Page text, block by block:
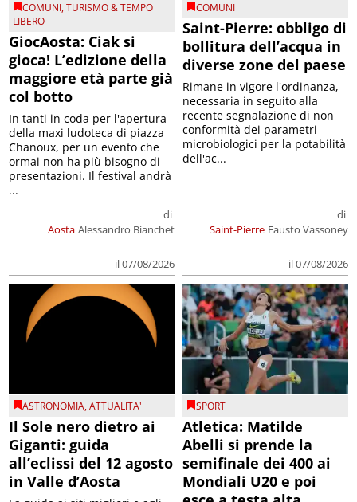
COMUNI,TURISMO & TEMPO
LIBERO
GiocAosta: Ciak si
gioca! L’edizione della
maggiore età parte già
col botto
Aosta
di
Alessandro Bianchet
il 07/08/2026
In tanti in coda per l'apertura
della maxi ludoteca di piazza
Chanoux, per un evento che
ormai non ha più bisogno di
presentazioni. Il festival andrà
...
COMUNI
Saint-Pierre: obbligo di
bollitura dell’acqua in
diverse zone del paese
Saint-Pierre
di
Fausto Vassoney
il 07/08/2026
Rimane in vigore l'ordinanza,
necessaria in seguito alla
recente segnalazione di non
conformità dei parametri
microbiologici per la potabilità
dell'ac...
ASTRONOMIA,ATTUALITA'
Il Sole nero dietro ai
Giganti: guida
all’eclissi del 12 agosto
in Valle d’Aosta
SPORT
Atletica: Matilde
Abelli si prende la
semifinale dei 400 ai
Mondiali U20 e poi